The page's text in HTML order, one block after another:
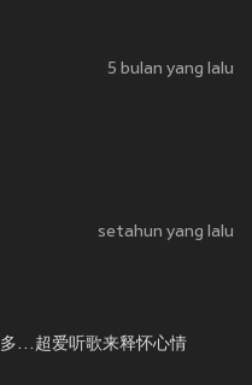
5 bulan yang lalu
setahun yang lalu
…超爱听歌来释怀心情